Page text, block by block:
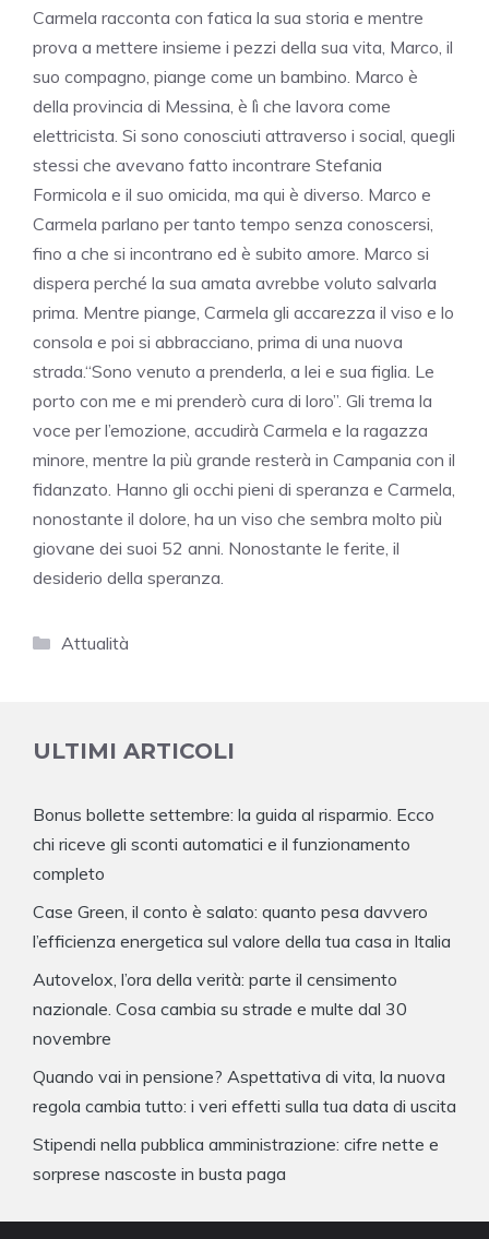
Carmela racconta con fatica la sua storia e mentre
prova a mettere insieme i pezzi della sua vita, Marco, il
suo compagno, piange come un bambino. Marco è
della provincia di Messina, è lì che lavora come
elettricista. Si sono conosciuti attraverso i social, quegli
stessi che avevano fatto incontrare Stefania
Formicola e il suo omicida, ma qui è diverso. Marco e
Carmela parlano per tanto tempo senza conoscersi,
fino a che si incontrano ed è subito amore. Marco si
dispera perché la sua amata avrebbe voluto salvarla
prima. Mentre piange, Carmela gli accarezza il viso e lo
consola e poi si abbracciano, prima di una nuova
strada.“Sono venuto a prenderla, a lei e sua figlia. Le
porto con me e mi prenderò cura di loro”. Gli trema la
voce per l’emozione, accudirà Carmela e la ragazza
minore, mentre la più grande resterà in Campania con il
fidanzato. Hanno gli occhi pieni di speranza e Carmela,
nonostante il dolore, ha un viso che sembra molto più
giovane dei suoi 52 anni. Nonostante le ferite, il
desiderio della speranza.
Categorie
Attualità
ULTIMI ARTICOLI
Bonus bollette settembre: la guida al risparmio. Ecco
chi riceve gli sconti automatici e il funzionamento
completo
Case Green, il conto è salato: quanto pesa davvero
l’efficienza energetica sul valore della tua casa in Italia
Autovelox, l’ora della verità: parte il censimento
nazionale. Cosa cambia su strade e multe dal 30
novembre
Quando vai in pensione? Aspettativa di vita, la nuova
regola cambia tutto: i veri effetti sulla tua data di uscita
Stipendi nella pubblica amministrazione: cifre nette e
sorprese nascoste in busta paga